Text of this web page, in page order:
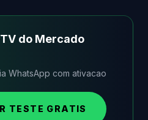
do Mercado
WhatsApp com ativacao
TESTE GRATIS